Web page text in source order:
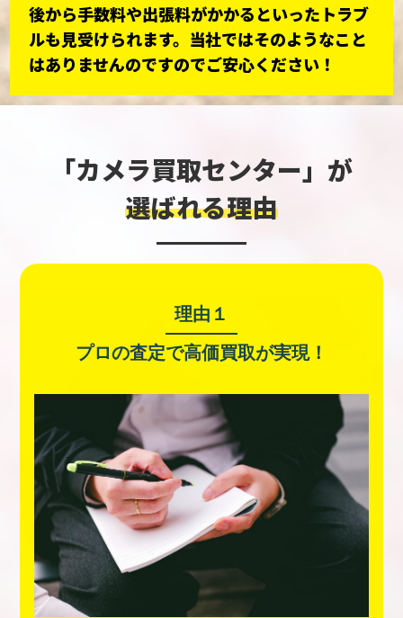
後から手数料や出張料がかかるといったトラブ
ルも見受けられます。当社ではそのようなこと
はありませんのですのでご安心ください！
「カメラ買取センター」が
選ばれる理由
理由１
プロの査定で高価買取が実現！